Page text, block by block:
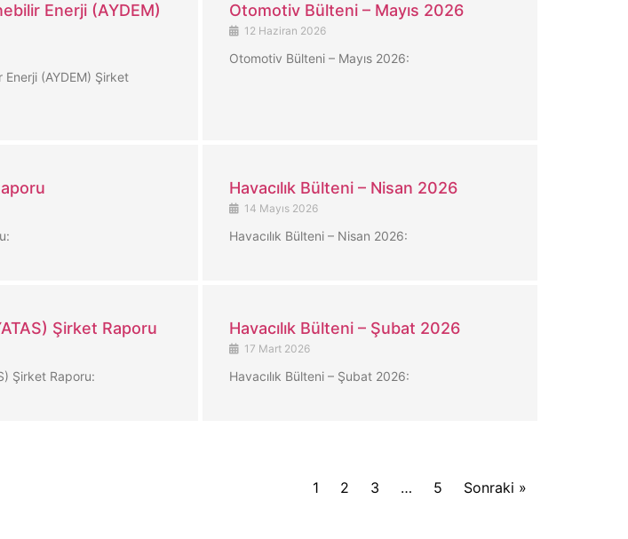
Enerji (AYDEM)
Enerji (AYDEM) Şirket
Otomotiv Bülteni – Mayıs 2026
12 Haziran 2026
Otomotiv Bülteni – Mayıs 2026:
Havacılık Bülteni – Nisan 2026
14 Mayıs 2026
Havacılık Bülteni – Nisan 2026:
Şirket Raporu
Şirket Raporu:
Havacılık Bülteni – Şubat 2026
17 Mart 2026
Havacılık Bülteni – Şubat 2026:
1 2 3 … 5 Sonraki »